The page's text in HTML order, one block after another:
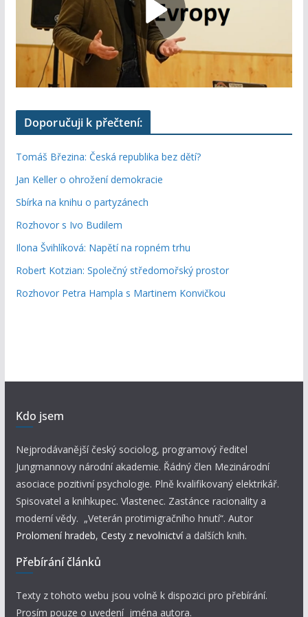
Doporučuji k přečtení:
Tomáš Březina: Česká republika bez dětí?
Jan Keller o ohrožení demokracie
Sbírka na knihu o partyzánech
Rozhovor s Ivo Budilem
Ilona Švihlíková: Napětí na ropném trhu
Robert Kotzian: Společný středomořský prostor
Rozhovor Petra Hampla s Martinem Konvičkou
Kdo jsem
Nejprodávanější český sociolog, programový ředitel
Jungmannovy národní akademie. Řádný člen Mezinárodní
asociace pozitivní psychologie. Plně kvalifikovaný elektrikář.
Spisovatel a knihkupec. Vlastenec. Zastánce racionality a
moderní vědy. „Veterán protimigračního hnutí“. Autor
Prolomení hradeb, Cesty z nevolnictví a dalších knih.
Přebírání článků
Texty z tohoto webu jsou volně k dispozici pro přebírání.
Prosím pouze o uvedení jména autora.